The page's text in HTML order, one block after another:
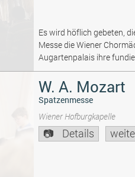
Es wird höflich gebeten,
Messe die Wiener
Augartenpalais ihre
W. A. Mozart
Spatzenmesse
Wiener Hofburgkapelle
Details